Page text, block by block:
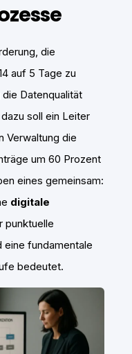
die
auf 5 Tage zu
Datenqualität
soll ein Leiter
Verwaltung die
um 60 Prozent
eines gemeinsam:
digitale
punktuelle
eine fundamentale
bedeutet.